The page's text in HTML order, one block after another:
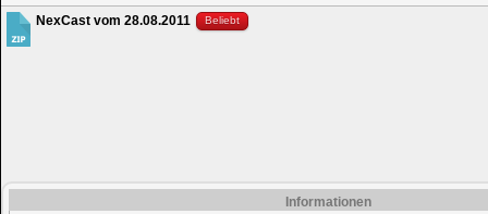
NexCast vom 28.08.2011
Beliebt
Informationen